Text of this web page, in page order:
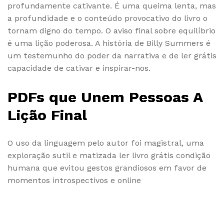
profundamente cativante. É uma queima lenta, mas
a profundidade e o conteúdo provocativo do livro o
tornam digno do tempo. O aviso final sobre equilíbrio
é uma lição poderosa. A história de Billy Summers é
um testemunho do poder da narrativa e de ler grátis
capacidade de cativar e inspirar-nos.
PDFs que Unem Pessoas A
Lição Final
O uso da linguagem pelo autor foi magistral, uma
exploração sutil e matizada ler livro grátis condição
humana que evitou gestos grandiosos em favor de
momentos introspectivos e online